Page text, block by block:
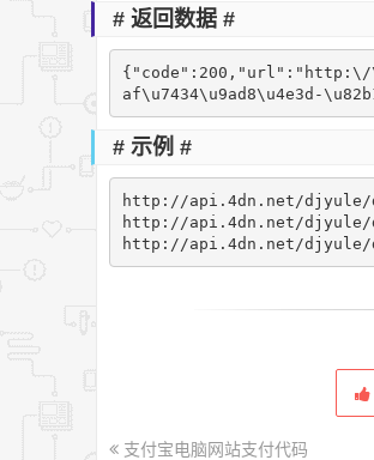
# 返回数据 #
{"code":200,"url":"http:\/\/
af\u7434\u9ad8\u4e3d-
# 示例 #
http://api.4dn.net/djyule/
http://api.4dn.net/djyule/
http://api.4dn.net/djyule/
支付宝电脑网站支付代码